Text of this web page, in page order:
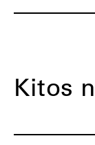
Kitos